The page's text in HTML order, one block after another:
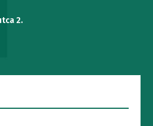
2.